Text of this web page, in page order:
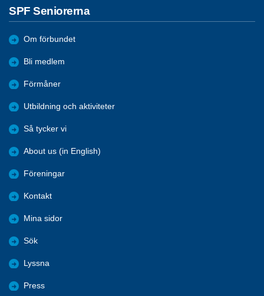
SPF Seniorerna
Om förbundet
Bli medlem
Förmåner
Utbildning och aktiviteter
Så tycker vi
About us (in English)
Föreningar
Kontakt
Mina sidor
Sök
Lyssna
Press